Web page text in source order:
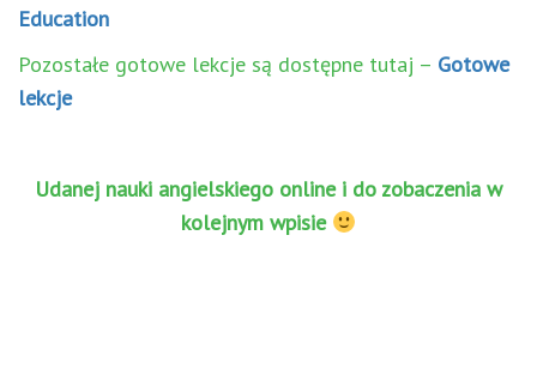
Education
Pozostałe gotowe lekcje są dostępne tutaj – Gotowe
lekcje
Udanej nauki angielskiego online i do zobaczenia w
kolejnym wpisie